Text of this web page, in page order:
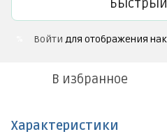
Быстрый
Войти для отображения
В избранное
Характеристики